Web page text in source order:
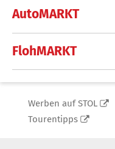
AutoMARKT
FlohMARKT
Werben auf STOL
Tourentipps